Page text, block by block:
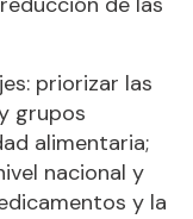
priorizar las
grupos
alimentaria;
nacional y
y la